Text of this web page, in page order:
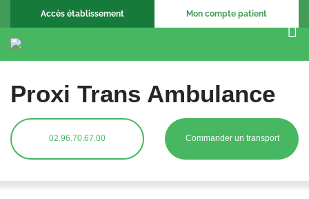
Accès établissement Mon compte patient
Proxi Trans Ambulance
02.96.70.67.00 Commander un transport